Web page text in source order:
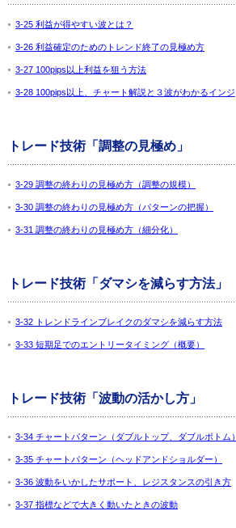
3-25 利益が得やすい波とは？
3-26 利益確定のためのトレンド終了の見極め方
3-27 100pips以上利益を狙う方法
3-28 100pips以上、チャート解説と３波がわかるインジ
トレード技術「調整の見極め」
3-29 調整の終わりの見極め方（調整の規模）
3-30 調整の終わりの見極め方（パターンの把握）
3-31 調整の終わりの見極め方（細分化）
トレード技術「ダマシを減らす方法」
3-32 トレンドラインブレイクのダマシを減らす方法
3-33 短期足でのエントリータイミング（概要）
トレード技術「波動の活かし方」
3-34 チャートパターン（ダブルトップ、ダブルボトム）
3-35 チャートパターン（ヘッドアンドショルダー）
3-36 波動をいかしたサポート、レジスタンスの引き方
3-37 指標などで大きく動いたときの波動